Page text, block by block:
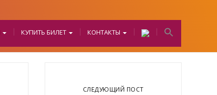
КУПИТЬ БИЛЕТ КОНТАКТЫ
СЛЕДУЮЩИЙ ПОСТ